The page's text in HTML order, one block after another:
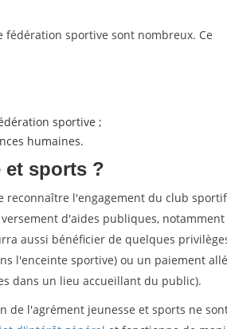
sportive sont nombreux. Ce
sportive ;
humaines.
et sports ?
l'engagement du club
d'aides publiques, notamment
aussi bénéficier de quelques
l'enceinte sportive) ou un paiement
dans un lieu accueillant du public).
de l'agrément jeunesse et sports ne